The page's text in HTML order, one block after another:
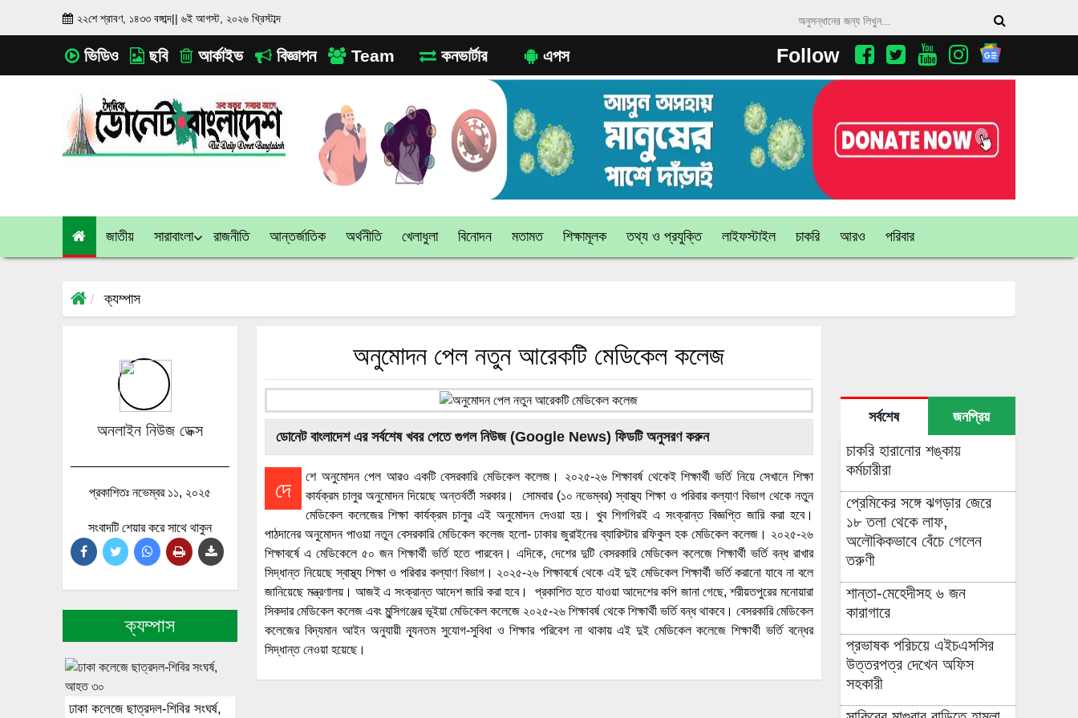
২২শে শ্রাবণ, ১৪৩৩ বঙ্গাব্দ|| ৬ই আগস্ট, ২০২৬ খ্রিস্টাব্দ
ভিডিও ছবি আর্কাইভ বিজ্ঞাপন Team কনভার্টার এপস Follow
জাতীয় সারাবাংলা রাজনীতি আন্তর্জাতিক অর্থনীতি খেলাধুলা বিনোদন মতামত শিক্ষামূলক তথ্য ও প্রযুক্তি লাইফস্টাইল চাকরি আরও পরিবার
ক্যম্পাস
অনলাইন নিউজ ডেক্স
প্রকাশিতঃ নভেম্বর ১১, ২০২৫
সংবাদটি শেয়ার করে সাথে থাকুন
ক্যম্পাস
ঢাকা কলেজে ছাত্রদল-শিবির সংঘর্ষ,
অনুমোদন পেল নতুন আরেকটি মেডিকেল কলেজ
ডোনেট বাংলাদেশ এর সর্বশেষ খবর পেতে গুগল নিউজ (Google News) ফিডটি অনুসরণ করুন
দে
শে অনুমোদন পেল আরও একটি বেসরকারি মেডিকেল কলেজ। ২০২৫-২৬ শিক্ষাবর্ষ থেকেই শিক্ষার্থী ভর্তি নিয়ে সেখানে শিক্ষা
কার্যক্রম চালুর অনুমোদন দিয়েছে অন্তর্বর্তী সরকার। সোমবার (১০ নভেম্বর) স্বাস্থ্য শিক্ষা ও পরিবার কল্যাণ বিভাগ থেকে নতুন
মেডিকেল কলেজের শিক্ষা কার্যক্রম চালুর এই অনুমোদন দেওয়া হয়। খুব শিগগিরই এ সংক্রান্ত বিজ্ঞপ্তি জারি করা হবে।
পাঠদানের অনুমোদন পাওয়া নতুন বেসরকারি মেডিকেল কলেজ হলো- ঢাকার জুরাইনের ব্যারিস্টার রফিকুল হক মেডিকেল কলেজ। ২০২৫-২৬
শিক্ষাবর্ষে এ মেডিকেলে ৫০ জন শিক্ষার্থী ভর্তি হতে পারবেন। এদিকে, দেশের দুটি বেসরকারি মেডিকেল কলেজে শিক্ষার্থী ভর্তি বন্ধ রাখার
সিদ্ধান্ত নিয়েছে স্বাস্থ্য শিক্ষা ও পরিবার কল্যাণ বিভাগ। ২০২৫-২৬ শিক্ষাবর্ষে থেকে এই দুই মেডিকেল শিক্ষার্থী ভর্তি করানো যাবে না বলে
জানিয়েছে মন্ত্রণালয়। আজই এ সংক্রান্ত আদেশ জারি করা হবে। প্রকাশিত হতে যাওয়া আদেশের কপি জানা গেছে, শরীয়তপুরের মনোয়ারা
সিকদার মেডিকেল কলেজ এবং মুন্সিগঞ্জের ভূইয়া মেডিকেল কলেজে ২০২৫-২৬ শিক্ষাবর্ষ থেকে শিক্ষার্থী ভর্তি বন্ধ থাকবে। বেসরকারি মেডিকেল
কলেজের বিদ্যমান আইন অনুযায়ী ন্যূনতম সুযোগ-সুবিধা ও শিক্ষার পরিবেশ না থাকায় এই দুই মেডিকেল কলেজে শিক্ষার্থী ভর্তি বন্ধের
সিদ্ধান্ত নেওয়া হয়েছে।
সর্বশেষ জনপ্রিয়
চাকরি হারানোর শঙ্কায়
কর্মচারীরা
প্রেমিকের সঙ্গে ঝগড়ার জেরে
১৮ তলা থেকে লাফ,
অলৌকিকভাবে বেঁচে গেলেন
তরুণী
শান্তা-মেহেদীসহ ৬ জন
কারাগারে
প্রভাষক পরিচয়ে এইচএসসির
উত্তরপত্র দেখেন অফিস
সহকারী